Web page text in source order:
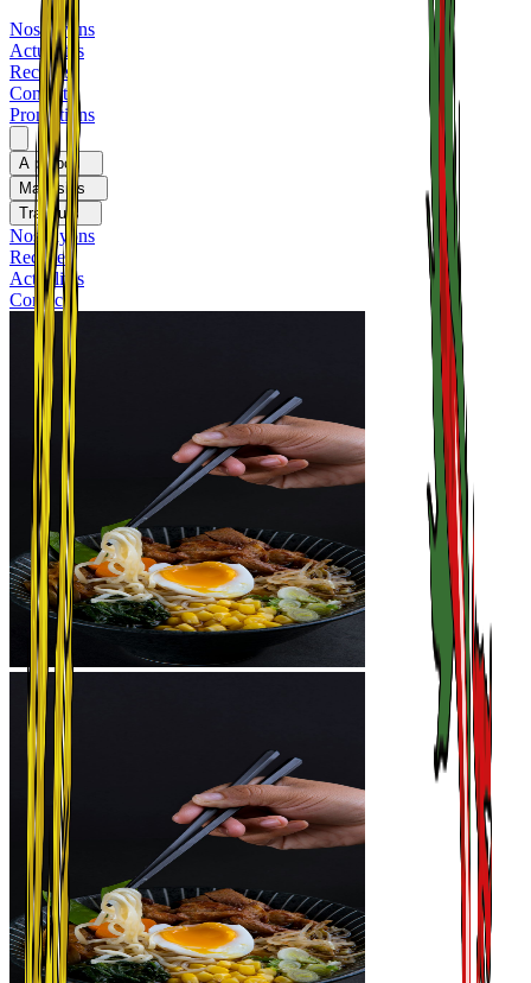
Nos rayons
Actualités
Recettes
Contact
Promotions
A propos
Magasins
Traiteurs
Nos rayons
Recettes
Actualités
Contact